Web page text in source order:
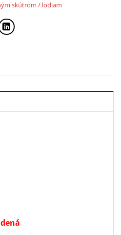
skútrom / lodiam